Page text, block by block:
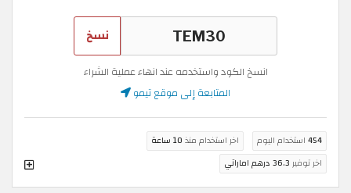
نسخ
انسخ الكود واستخدمه عند انهاء عملية الشراء
المتابعة إلى موقع تيمو
454 استخدام اليوم اخر استخدام منذ 10 ساعة
اخر توفير 36.3 درهم اماراتي